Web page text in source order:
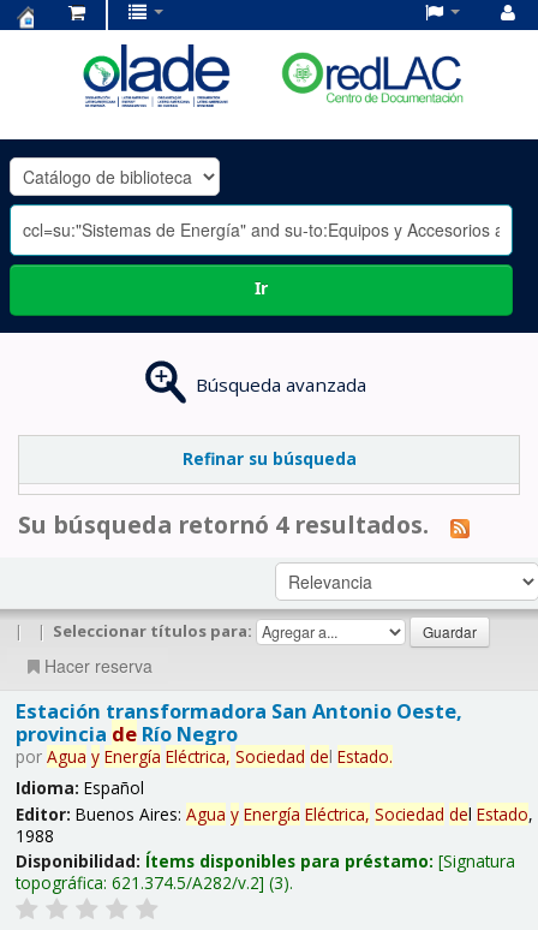
OLADE
-
Ir
Búsqueda avanzada
Refinar su búsqueda
Su búsqueda retornó 4 resultados.
| | Seleccionar títulos para:
Hacer reserva
Estación transformadora San Antonio Oeste,
provincia deRío Negro
por Agua y Energía Eléctrica, Sociedad del Estado.
Idioma: Español
Editor: Buenos Aires: Agua y Energía Eléctrica, Sociedad del Estado,
1988
Disponibilidad: Ítems disponibles para préstamo: Signatura
topográfica: 621.374.5/A282/v.2 (3).